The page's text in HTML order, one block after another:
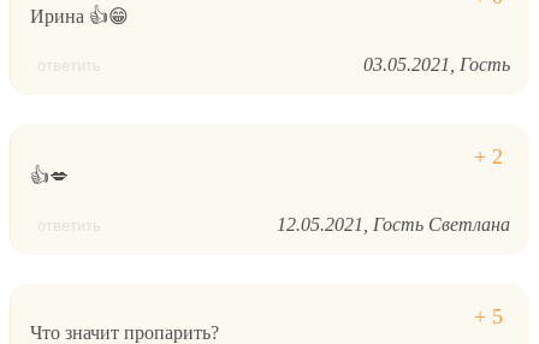
Ирина 👍😁
ответить 03.05.2021 Гость
👍💋
ответить 12.05.2021 Гость Светлана
Что значит пропарить?